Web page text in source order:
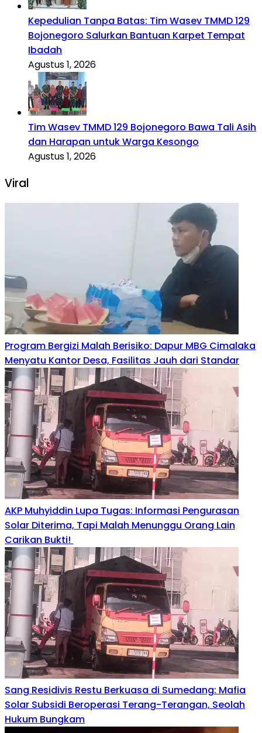
Kepedulian Tanpa Batas: Tim Wasev TMMD 129
Bojonegoro Salurkan Bantuan Karpet Tempat
Ibadah
Agustus 1, 2026
Tim Wasev TMMD 129 Bojonegoro Bawa Tali Asih
dan Harapan untuk Warga Kesongo
Agustus 1, 2026
Viral
Program Bergizi Malah Berisiko: Dapur MBG Cimalaka
Menyatu Kantor Desa, Fasilitas Jauh dari Standar
AKP Muhyiddin Lupa Tugas: Informasi Pengurasan
Solar Diterima, Tapi Malah Menunggu Orang Lain
Carikan Bukti!
Sang Residivis Restu Berkuasa di Sumedang: Mafia
Solar Subsidi Beroperasi Terang-Terangan, Seolah
Hukum Bungkam